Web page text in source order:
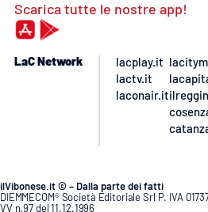
Scarica tutte le nostre app!
LaC Network
lacplay.it
lactv.it
laconair.it
ilVibonese.it © – Dalla parte dei fatti
DIEMMECOM® Società Editoriale Srl P. IVA
VV n.97 del 11.12.1996